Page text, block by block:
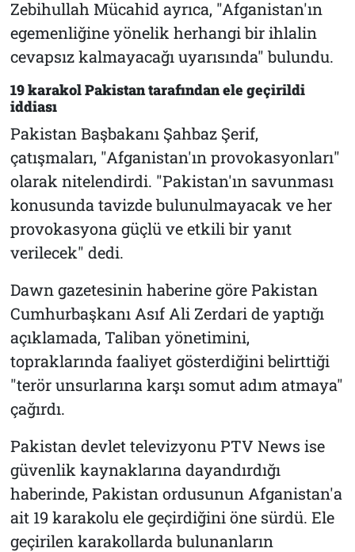
Zebihullah Mücahid ayrıca, "Afganistan'ın
egemenliğine yönelik herhangi bir ihlalin
cevapsız kalmayacağı uyarısında" bulundu.
19 karakol Pakistan tarafından ele geçirildi
iddiası
Pakistan Başbakanı Şahbaz Şerif,
çatışmaları, "Afganistan'ın provokasyonları"
olarak nitelendirdi. "Pakistan'ın savunması
konusunda tavizde bulunulmayacak ve her
provokasyona güçlü ve etkili bir yanıt
verilecek" dedi.
Dawn gazetesinin haberine göre Pakistan
Cumhurbaşkanı Asıf Ali Zerdari de yaptığı
açıklamada, Taliban yönetimini,
topraklarında faaliyet gösterdiğini belirttiği
"terör unsurlarına karşı somut adım atmaya"
çağırdı.
Pakistan devlet televizyonu PTV News ise
güvenlik kaynaklarına dayandırdığı
haberinde, Pakistan ordusunun Afganistan'a
ait 19 karakolu ele geçirdiğini öne sürdü. Ele
geçirilen karakollarda bulunanların